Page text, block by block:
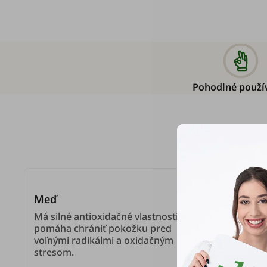
Pohodlné
Meď
Má silné antioxidačné vlastnosti a
pomáha chrániť pokožku pred
voľnými radikálmi a oxidačným
stresom.